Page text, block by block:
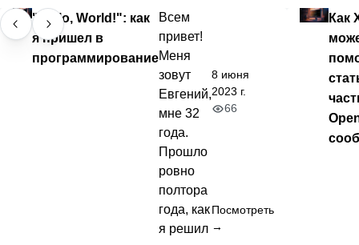
"Hello, World!": как
я пришел в
программирование
Всем
привет!
Меня
зовут
Евгений,
мне 32
года.
Прошло
ровно
полтора
года, как
я решил
8 июня
2023 г.
66
Посмотреть
→
Как